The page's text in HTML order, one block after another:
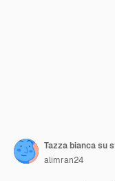
Tazza bianca su
alimran24